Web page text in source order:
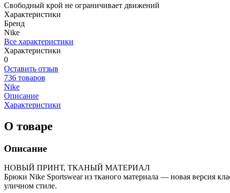
Свободный крой не ограничивает движений
Характеристики
Бренд
Nike
Все характеристики
Характеристики
0
Оставить отзыв
736 товаров
Nike
Описание
Характеристики
О товаре
Описание
НОВЫЙ ПРИНТ, ТКАНЫЙ МАТЕРИАЛ
Брюки Nike Sportswear из тканого материала — новая версия
уличном стиле.